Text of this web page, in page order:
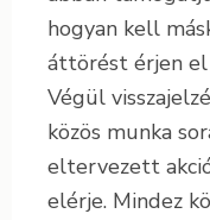
hogyan kell
áttörést érjen el
Végül
közös munka
eltervezett
elérje. Mindez